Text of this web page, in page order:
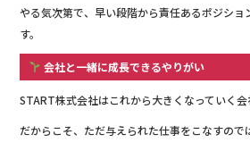
やる気次第で、早い段階から責任あるポジショ
す。
会社と一緒に成長できるやりがい
START株式会社はこれから大きくなっていく会
だからこそ、ただ与えられた仕事をこなすので